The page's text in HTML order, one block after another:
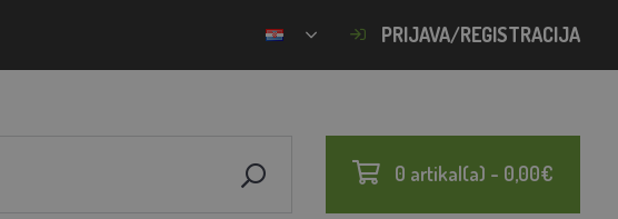
PRIJAVA/REGISTRACIJA
0 artikal(a) - 0,00€